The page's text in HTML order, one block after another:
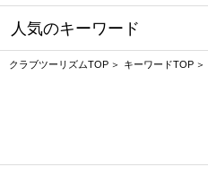
人気のキーワード
クラブツーリズムTOP キーワードTOP